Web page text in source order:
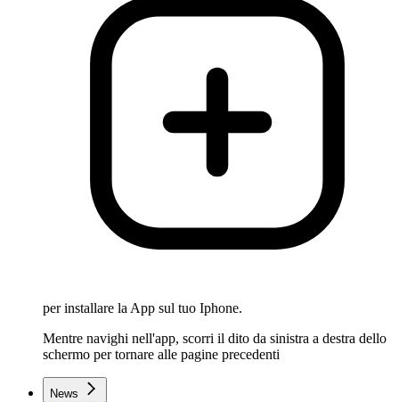
per installare la App sul tuo Iphone.
Mentre navighi nell'app, scorri il dito da sinistra a destra dello
schermo per tornare alle pagine precedenti
News